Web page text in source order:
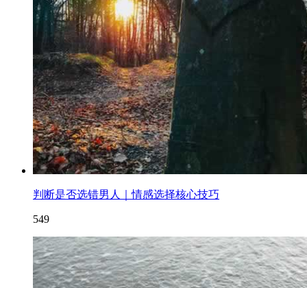
判断是否选错男人｜情感选择核心技巧
549